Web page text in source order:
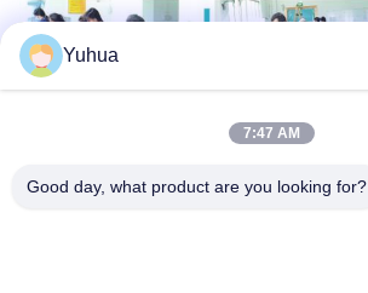
Yuhua
7:47 AM
Good day, what product are you looking for?